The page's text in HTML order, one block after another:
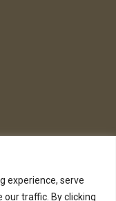
experience, serve
traffic. By clicking